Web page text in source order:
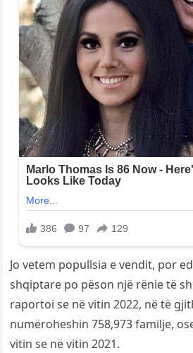
Jo vetem popullsia e vendit, por
shqiptare po pëson një rënie të
raportoi se në vitin 2022, në të
numëroheshin 758,973 familje,
vitin se në vitin 2021.